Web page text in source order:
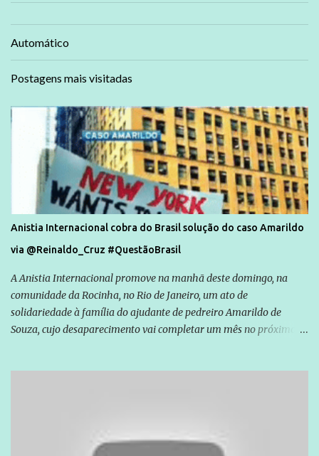
Automático
Postagens mais visitadas
Anistia Internacional cobra do Brasil solução do caso Amarildo
via @Reinaldo_Cruz #QuestãoBrasil
A Anistia Internacional promove na manhã deste domingo, na
comunidade da Rocinha, no Rio de Janeiro, um ato de
solidariedade à família do ajudante de pedreiro Amarildo de
Souza, cujo desaparecimento vai completar um mês no próximo
são vítimas de violência, estão em situação de risco ou têm seus